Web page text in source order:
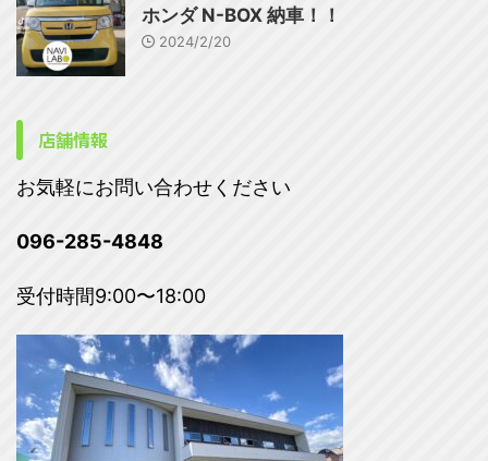
ホンダ N-BOX 納車！！
2024/2/20
店舗情報
お気軽にお問い合わせください
096-285-4848
受付時間9:00〜18:00